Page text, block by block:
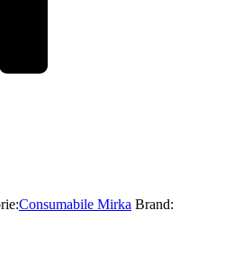
Consumabile Mirka Brand: